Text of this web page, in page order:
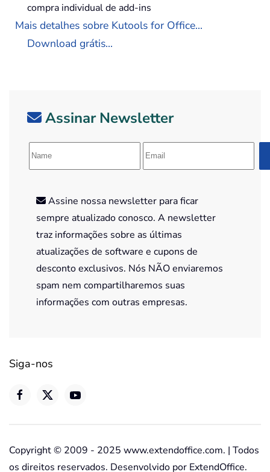
compra individual de add-ins
Mais detalhes sobre Kutools for Office...
Download grátis...
Assinar Newsletter
Assine nossa newsletter para ficar
sempre atualizado conosco. A newsletter
traz informações sobre as últimas
atualizações de software e cupons de
desconto exclusivos. Nós NÃO enviaremos
spam nem compartilharemos suas
informações com outras empresas.
Siga-nos
Copyright © 2009 - 2025 www.extendoffice.com. | Todos
os direitos reservados. Desenvolvido por ExtendOffice.